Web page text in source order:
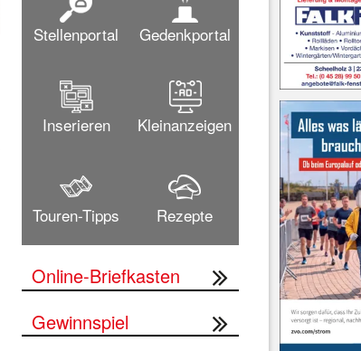
Stellenportal Gedenkportal
Inserieren Kleinanzeigen
Touren-Tipps Rezepte
Online-Briefkasten
Gewinnspiel